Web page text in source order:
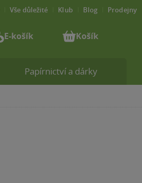
Papírnictví a dárky
Vše důležité Klub Blog Prodejny
E-košík Košík